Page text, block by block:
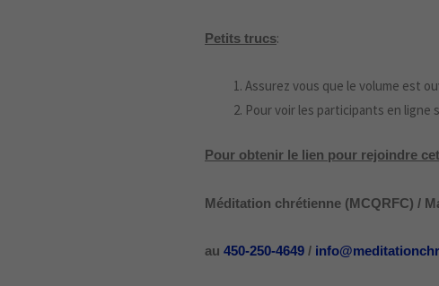
Petits trucs:
Assurez vous que le volume est
Pour voir les participants en ligne
Pour obtenir le lien pour rejoindre
Méditation chrétienne (MCQRFC) /
au 450-250-4649 /